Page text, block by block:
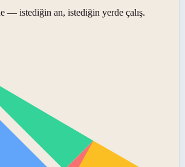
— istediğin an, istediğin yerde çalış.